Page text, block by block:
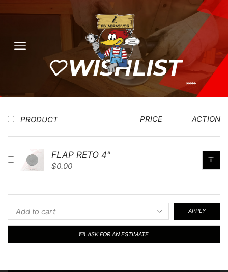
WISHLIST
PRODUCT PRICE ACTION
FLAP RETO 4"
$0.00
APPLY
ASK FOR AN ESTIMATE